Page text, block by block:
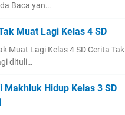
Baca yan…
Muat Lagi Kelas 4 SD
Muat Lagi Kelas 4 SD Cerita Tak
dituli…
Makhluk Hidup Kelas 3 SD